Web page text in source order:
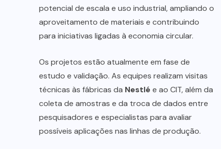
potencial de escala e uso industrial, ampliando o
aproveitamento de materiais e contribuindo
para iniciativas ligadas à economia circular.
Os projetos estão atualmente em fase de
estudo e validação. As equipes realizam visitas
técnicas às fábricas da Nestlé e ao CIT, além da
coleta de amostras e da troca de dados entre
pesquisadores e especialistas para avaliar
possíveis aplicações nas linhas de produção.